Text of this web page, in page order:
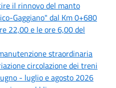
il rinnovo del manto
Gaggiano" dal Km 0+680
22,00 e le ore 6,00 del
straordinaria
circolazione dei treni
- luglio e agosto 2026